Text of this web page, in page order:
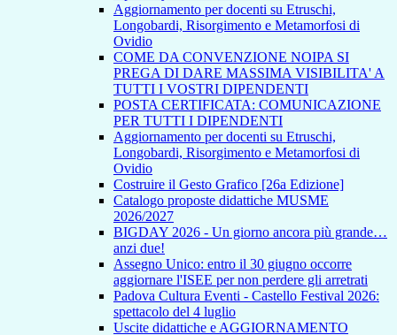
Aggiornamento per docenti su Etruschi,
Longobardi, Risorgimento e Metamorfosi di
Ovidio
COME DA CONVENZIONE NOIPA SI
PREGA DI DARE MASSIMA VISIBILITA' A
TUTTI I VOSTRI DIPENDENTI
POSTA CERTIFICATA: COMUNICAZIONE
PER TUTTI I DIPENDENTI
Aggiornamento per docenti su Etruschi,
Longobardi, Risorgimento e Metamorfosi di
Ovidio
Costruire il Gesto Grafico [26a Edizione]
Catalogo proposte didattiche MUSME
2026/2027
BIGDAY 2026 - Un giorno ancora più grande…
anzi due!
Assegno Unico: entro il 30 giugno occorre
aggiornare l'ISEE per non perdere gli arretrati
Padova Cultura Eventi - Castello Festival 2026:
spettacolo del 4 luglio
Uscite didattiche e AGGIORNAMENTO